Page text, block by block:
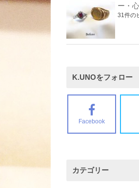
ー・
31件の
K.UNOをフォロー
Facebook
カテゴリー